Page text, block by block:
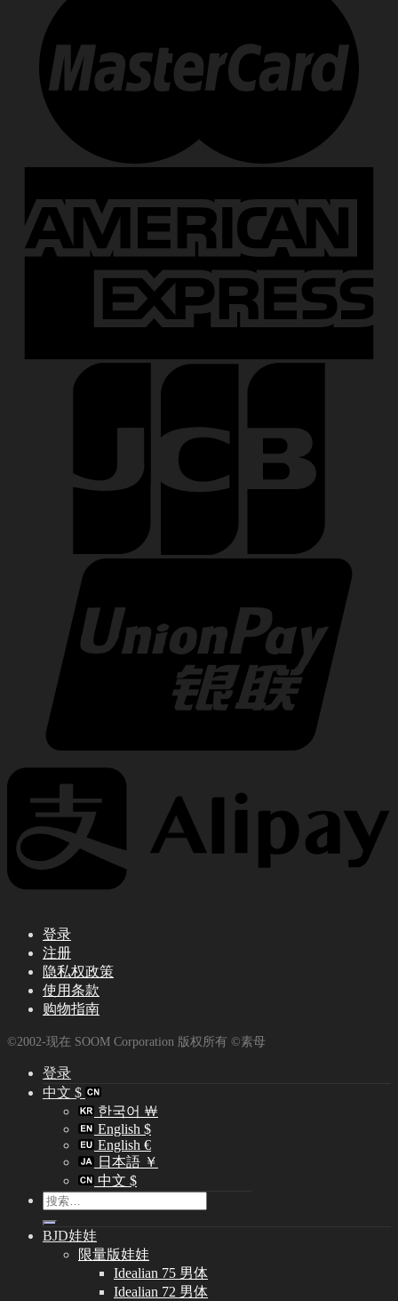
登录
注册
隐私权政策
使用条款
购物指南
©2002-现在 SOOM Corporation 版权所有 ©素母
登录
中文 $
한국어 ￦
English $
English €
日本語 ￥
中文 $
搜
索：
BJD娃娃
限量版娃娃
Idealian 75 男体
Idealian 72 男体